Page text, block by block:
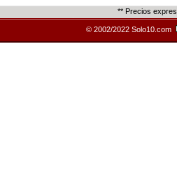
** Precios
© 2002/2022 Solo10.com